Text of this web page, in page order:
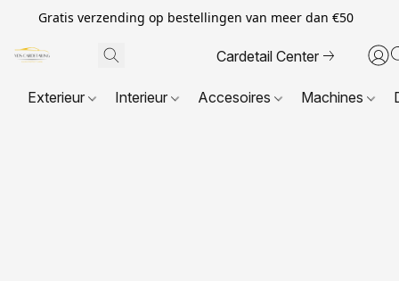
Gratis verzending op bestellingen van meer dan €50
Cardetail Center
Exterieur Interieur Accesoires Machines